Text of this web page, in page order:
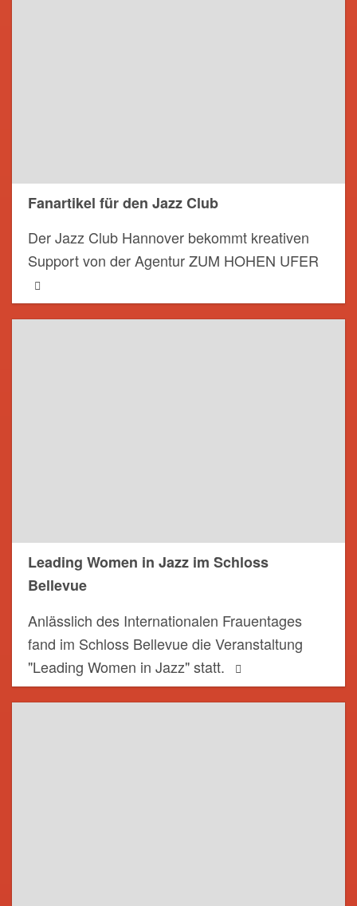
Fanartikel für den Jazz Club
Der Jazz Club Hannover bekommt kreativen
Support von der Agentur ZUM HOHEN UFER
Leading Women in Jazz im Schloss
Bellevue
Anlässlich des Internationalen Frauentages
fand im Schloss Bellevue die Veranstaltung
"Leading Women in Jazz" statt.